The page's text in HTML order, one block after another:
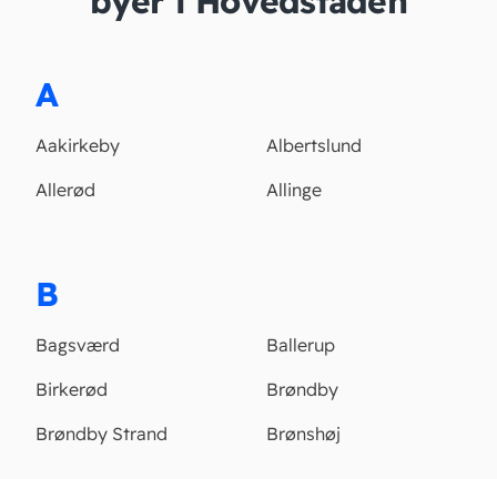
A
Aakirkeby
Albertslund
Allerød
Allinge
B
Bagsværd
Ballerup
Birkerød
Brøndby
Brøndby Strand
Brønshøj